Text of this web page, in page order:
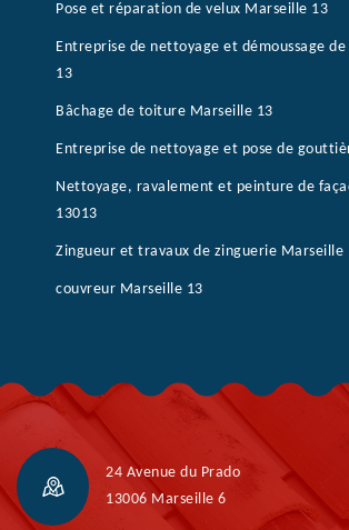
Pose et réparation de velux Marseille 13
Entreprise de nettoyage et démoussage
13
Bâchage de toiture Marseille 13
Entreprise de nettoyage et pose de
Nettoyage, ravalement et peinture de
13013
Zingueur et travaux de zinguerie Marseille
couvreur Marseille 13
24 Avenue du Prado
13006 Marseille 6